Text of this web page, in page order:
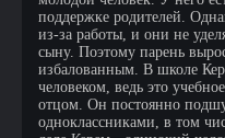
поддержке родителей.
из-за работы, и они не
сыну. Поэтому парень
избалованным. В школе
человеком, ведь это
отцом. Он постоянно
одноклассниками, в том